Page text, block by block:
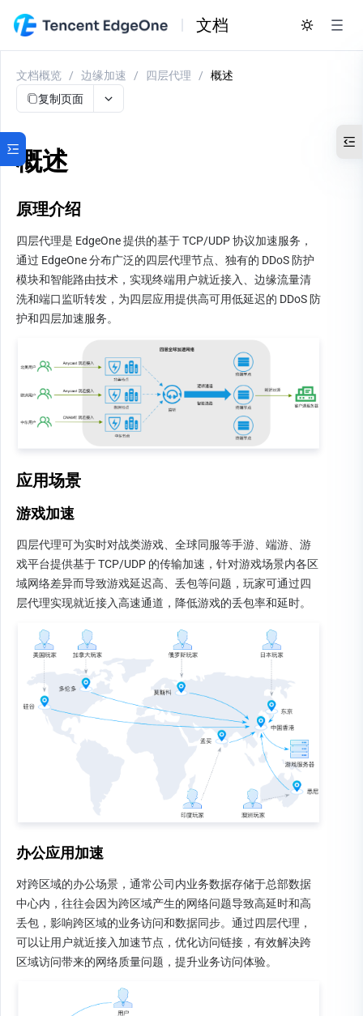
文档
文档概览 / 边缘加速 / 四层代理 /
概述
复制页面
概述
原理介绍
四层代理是 EdgeOne 提供的基于 TCP/UDP 协议加速服务，
通过 EdgeOne 分布广泛的四层代理节点、独有的 DDoS 防护
模块和智能路由技术，实现终端用户就近接入、边缘流量清
洗和端口监听转发，为四层应用提供高可用低延迟的 DDoS 防
护和四层加速服务。
应用场景
游戏加速
四层代理可为实时对战类游戏、全球同服等手游、端游、游
戏平台提供基于 TCP/UDP 的传输加速，针对游戏场景内各区
域网络差异而导致游戏延迟高、丢包等问题，玩家可通过四
层代理实现就近接入高速通道，降低游戏的丢包率和延时。
办公应用加速
对跨区域的办公场景，通常公司内业务数据存储于总部数据
中心内，往往会因为跨区域产生的网络问题导致高延时和高
丢包，影响跨区域的业务访问和数据同步。通过四层代理，
可以让用户就近接入加速节点，优化访问链接，有效解决跨
区域访问带来的网络质量问题，提升业务访问体验。